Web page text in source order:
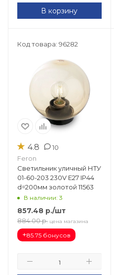
В корзину
Код товара: 96282
★ 4.8 10
Feron
Светильник уличный НТУ
01-60-203 230V E27 IP44
d=200мм золотой 11563
В наличии: 3
857.48 р./шт
884.00 р. цена магазина
+85.75 бонусов